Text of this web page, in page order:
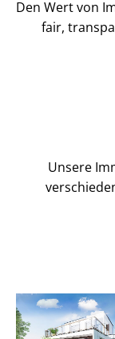
Den Wert von
fair,
Unsere